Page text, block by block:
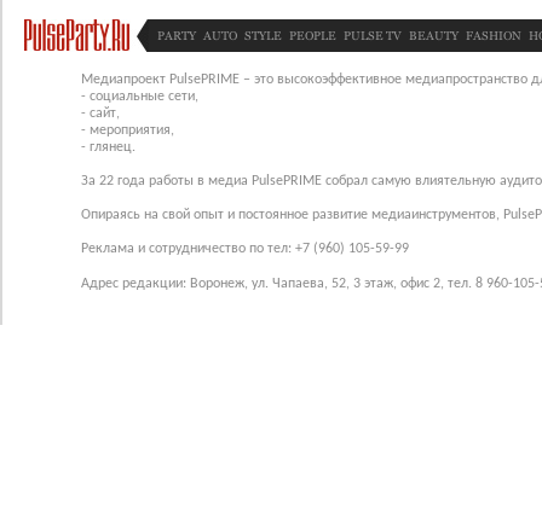
PARTY AUTO STYLE PEOPLE PULSE TV BEAUTY FASHION
Медиапроект PulsePRIME – это высокоэффективное медиапространство
- социальные сети,
- сайт,
- мероприятия,
- глянец.
За 22 года работы в медиа PulsePRIME собрал самую влиятельную
Опираясь на свой опыт и постоянное развитие медиаинструментов,
Реклама и сотрудничество по тел: +7 (960) 105-59-99
Адрес редакции: Воронеж, ул. Чапаева, 52, 3 этаж, офис 2, тел. 8 960-